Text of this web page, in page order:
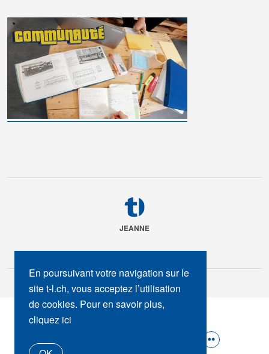
JEANNE
En poursuivant votre navigation sur le
site t-l.ch, vous acceptez l’utilisation
de cookies. Pour en savoir plus,
cliquez ici